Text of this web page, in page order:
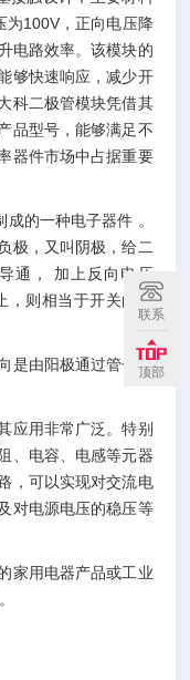
为100V，正向电压降
电路效率。该模块的
够快速响应，减少开
科二极管模块凭借其
品型号，能够满足不
器件市场中占据重要
的一种电子器件 。
极，又叫阴极，给二
通， 加上反向电压
，则相当于开关的接
是由阳极通过管子流
应用非常广泛。特别
、电容、电感等元器
，可以实现对交流电
对电源电压的稳压等
家用电器产品或工业
联系
顶部